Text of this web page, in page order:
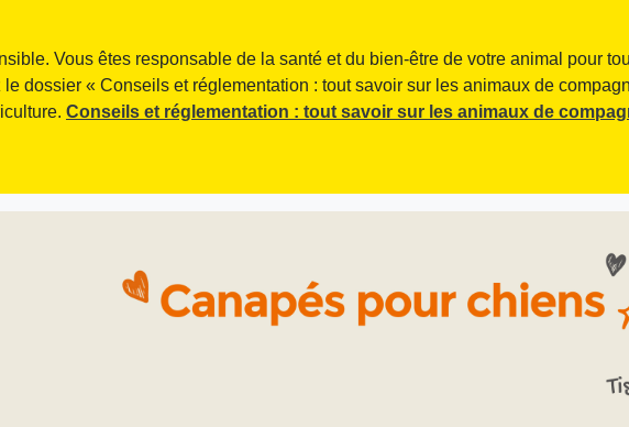
Vous êtes responsable de la santé et du bien-être de votre animal pour
dossier « Conseils et réglementation : tout savoir sur les animaux de
Conseils et réglementation : tout savoir sur les animaux de